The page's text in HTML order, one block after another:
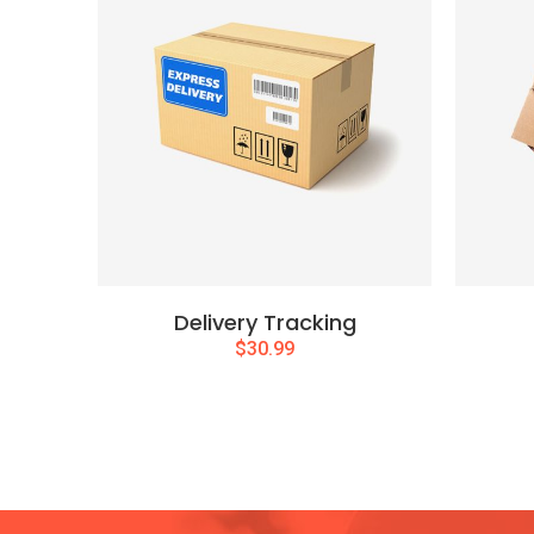
Delivery Tracking
$30.99